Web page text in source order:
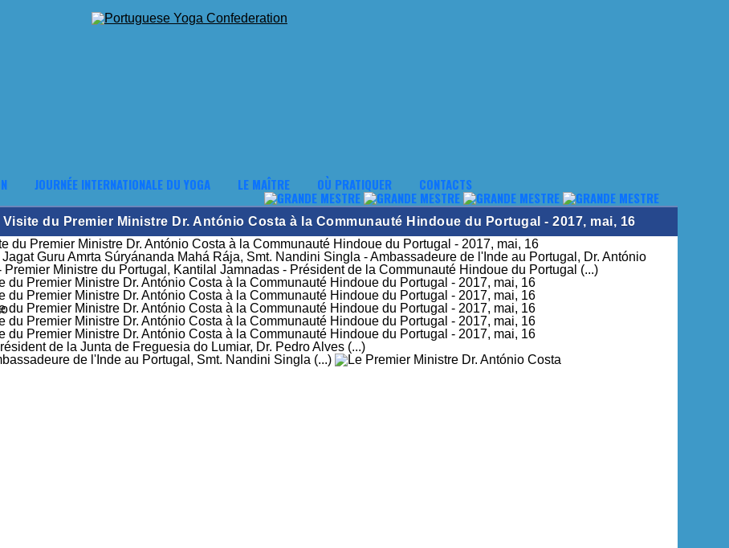
JOURNÉE INTERNATIONALE DU YOGA LE MAÎTRE OÙ PRATIQUER CONTACTS
Visite du Premier Ministre Dr. António Costa à la Communauté Hindoue du Portugal - 2017, mai, 16